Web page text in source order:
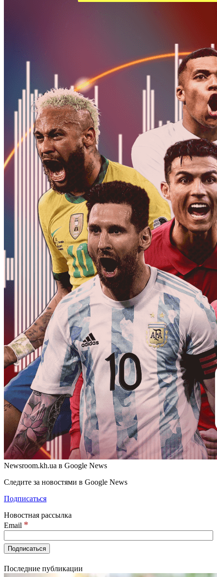
Newsroom.kh.ua в Google News
Следите за новостями в Google News
Подписаться
Новостная рассылка
Email *
Последние публикации